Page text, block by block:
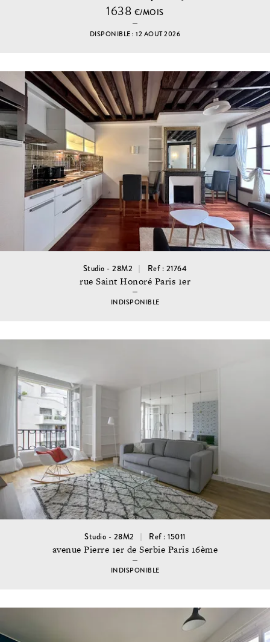
1638 €/MOIS
DISPONIBLE : 12 AOUT 2026
Studio - 28M2 Ref : 21764
rue Saint Honoré Paris 1er
INDISPONIBLE
Studio - 28M2 Ref : 15011
avenue Pierre 1er de Serbie Paris 16ème
INDISPONIBLE